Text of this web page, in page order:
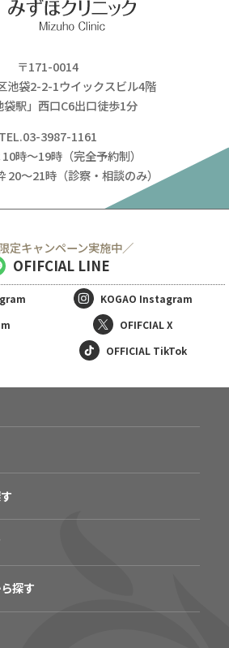
〒171-0014
池袋2-2-1ウイックスビル4階
袋駅」西口C6出口徒歩1分
TEL.03-3987-1161
時～19時（完全予約制）
20～21時（診察・相談のみ）
定キャンペーン実施中／
OFIFCIAL LINE
KOGAO Instagram
OFIFCIAL X
OFFICIAL TikTok
探す